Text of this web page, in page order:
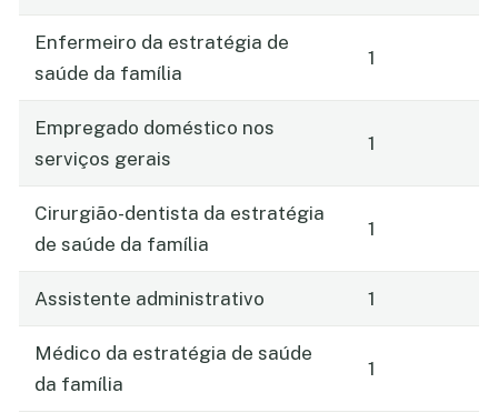
Enfermeiro da estratégia de
saúde da família
1
Empregado doméstico nos
serviços gerais
1
Cirurgião-dentista da estratégia
de saúde da família
1
Assistente administrativo 1
Médico da estratégia de saúde
da família
1